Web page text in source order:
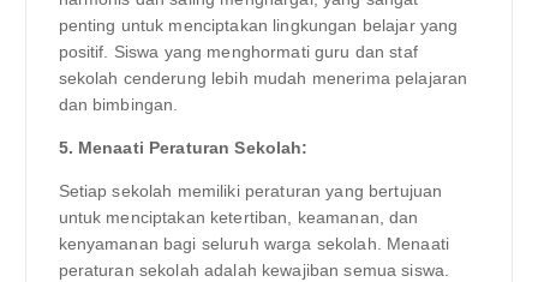
penting untuk menciptakan lingkungan belajar yang
positif. Siswa yang menghormati guru dan staf
sekolah cenderung lebih mudah menerima pelajaran
dan bimbingan.
5. Menaati Peraturan Sekolah:
Setiap sekolah memiliki peraturan yang bertujuan
untuk menciptakan ketertiban, keamanan, dan
kenyamanan bagi seluruh warga sekolah. Menaati
peraturan sekolah adalah kewajiban semua siswa.